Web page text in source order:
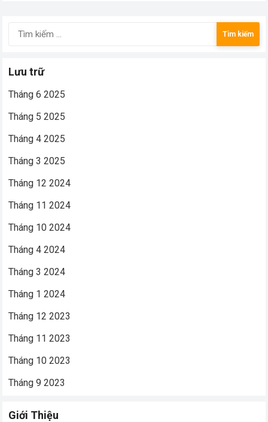
Tìm
Lưu trữ
Tháng 6 2025
Tháng 5 2025
Tháng 4 2025
Tháng 3 2025
Tháng 12 2024
Tháng 11 2024
Tháng 10 2024
Tháng 4 2024
Tháng 3 2024
Tháng 1 2024
Tháng 12 2023
Tháng 11 2023
Tháng 10 2023
Tháng 9 2023
Giới Thiệu